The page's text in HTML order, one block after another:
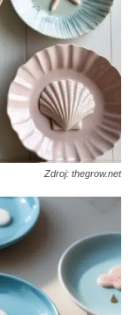
Zdroj: thegrow.net